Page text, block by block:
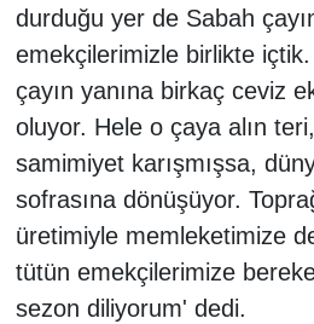
durduğu yer de Sabah
emekçilerimizle birlikte
çayın yanına birkaç ceviz
oluyor. Hele o çaya alın
samimiyet karışmışsa,
sofrasına dönüşüyor.
üretimiyle memleketimize
tütün emekçilerimize
sezon diliyorum' dedi.